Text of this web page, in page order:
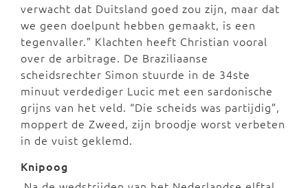
verwacht dat Duitsland goed zou zijn, maar dat
we geen doelpunt hebben gemaakt, is een
tegenvaller.” Klachten heeft Christian vooral
over de arbitrage. De Braziliaanse
scheidsrechter Simon stuurde in de 34ste
minuut verdediger Lucic met een sardonische
grijns van het veld. “Die scheids was partijdig”,
moppert de Zweed, zijn broodje worst verbeten
in de vuist geklemd.
Knipoog